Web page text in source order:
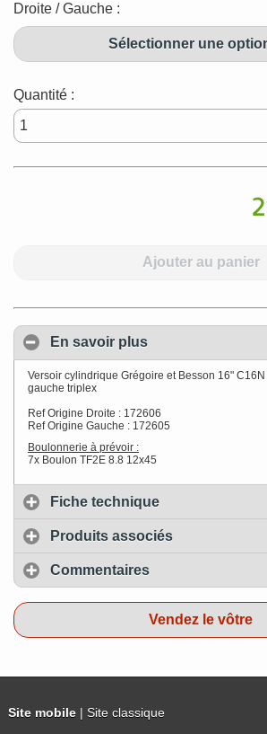
Droite / Gauche :
Sélectionner une
Quantité :
Ajouter au panier
En savoir plus
Versoir cylindrique Grégoire et Besson 16"
gauche triplex
Ref Origine Droite : 172606
Ref Origine Gauche : 172605
Boulonnerie à prévoir :
7x Boulon TF2E 8.8 12x45
Fiche technique
Produits associés
Commentaires
Vendez le vôtre
Site mobile| Site classique